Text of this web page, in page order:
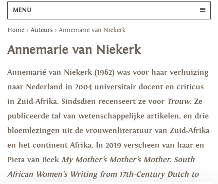
MENU
Home > Auteurs > Annemarie van Niekerk
Annemarie van Niekerk
Annemarié van Niekerk (1962) was voor haar verhuizing
naar Nederland in 2004 universitair docent en criticus
in Zuid-Afrika. Sindsdien recenseert ze voor Trouw. Ze
publiceerde tal van wetenschappelijke artikelen, en drie
bloemlezingen uit de vrouwenliteratuur van Zuid-Afrika
en het continent Afrika. In 2019 verscheen van haar en
Pieta van Beek My Mother’s Mother’s Mother. South
African Women’s Writing from 17th-Century Dutch to